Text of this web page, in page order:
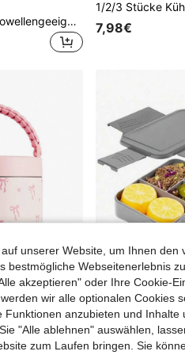
Joivida 1 Stück mikrowellengeeignete doppelstöckige Brotdose mit Griff für Frauen & Männer, Studenten, Besteck-Set, Bento Lunchbox, mikrowellengeeignet, auslaufsicher, Lebensmittelbehälter (Pink), Küche, Weihnachtsgeschenk 7,98€
Store
Powcan 700ml Edelstahl Vakuumisolierter Thermosbehälter, geeignet zum Aufbewahren von heißen und kalten Speisen, Design mit weiter Öffnung und auslaufsicher, hält Getränke 10 Stunden warm, 16 Stunden kalt, geeignet für Erwachsene, kann für Suppen verwendet werden, auslaufsicheres Design, ideal für Schule, Büro, Reisen, Küche, Weihnachtsgeschenk 9,54€ 9,55€
unserer Website, um Ihnen den
bestmögliche Webseitenerlebnis
akzeptieren" oder Ihre Cookie-
wir alle optionalen Cookies
anzubieten und Inhalte
"Alle ablehnen" auswählen,
zum Laufen bringen. Sie